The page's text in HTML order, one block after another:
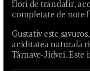
flori de trandafir,
completate de note
Gustativ este
aciditatea naturală
Târnave-Jidvei. Este